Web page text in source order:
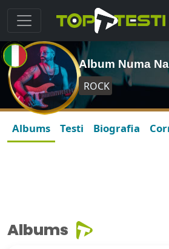
Album Numa
ROCK
Albums Testi Biografia
Albums